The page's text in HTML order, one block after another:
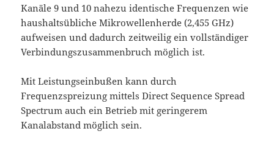
Kanäle 9 und 10 nahezu identische Frequenzen wie
haushaltsübliche Mikrowellenherde (2,455 GHz)
aufweisen und dadurch zeitweilig ein vollständiger
Verbindungszusammenbruch möglich ist.
Mit Leistungseinbußen kann durch
Frequenzspreizung mittels Direct Sequence Spread
Spectrum auch ein Betrieb mit geringerem
Kanalabstand möglich sein.